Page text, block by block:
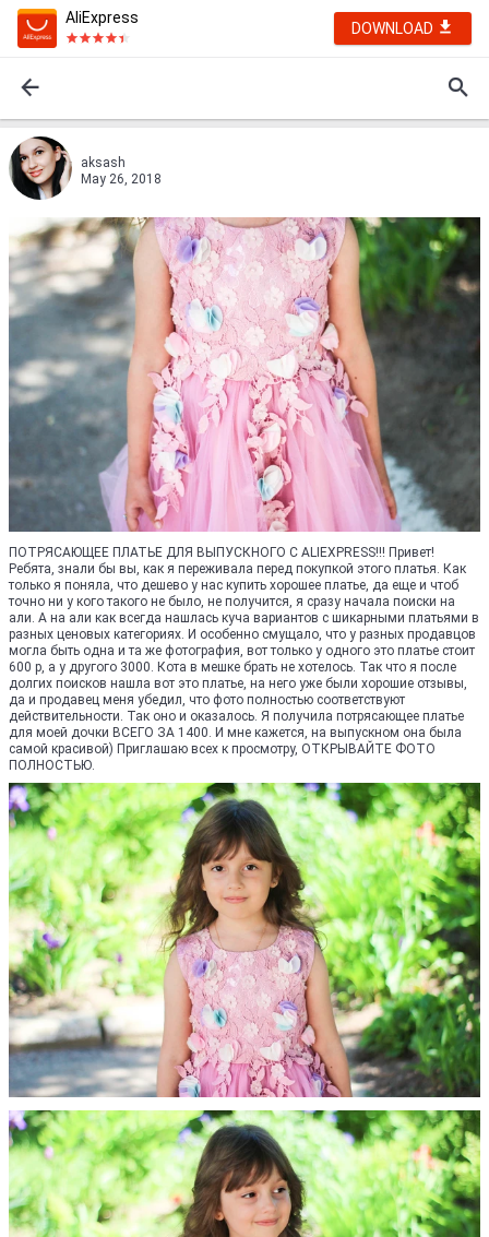
AliExpress
DOWNLOAD
aksash
May 26, 2018
ПОТРЯСАЮЩЕЕ ПЛАТЬЕ ДЛЯ ВЫПУСКНОГО С ALIEXPRESS!!! Привет!
Ребята, знали бы вы, как я переживала перед покупкой этого платья. Как
только я поняла, что дешево у нас купить хорошее платье, да еще и чтоб
точно ни у кого такого не было, не получится, я сразу начала поиски на
али. А на али как всегда нашлась куча вариантов с шикарными платьями в
разных ценовых категориях. И особенно смущало, что у разных продавцов
могла быть одна и та же фотография, вот только у одного это платье стоит
600 р, а у другого 3000. Кота в мешке брать не хотелось. Так что я после
долгих поисков нашла вот это платье, на него уже были хорошие отзывы,
да и продавец меня убедил, что фото полностью соответствуют
действительности. Так оно и оказалось. Я получила потрясающее платье
для моей дочки ВСЕГО ЗА 1400. И мне кажется, на выпускном она была
самой красивой) Приглашаю всех к просмотру, ОТКРЫВАЙТЕ ФОТО
ПОЛНОСТЬЮ.